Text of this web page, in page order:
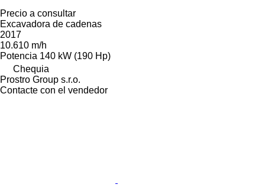
Precio a consultar
Excavadora de cadenas
2017
10.610 m/h
Potencia 140 kW (190 Hp)
Chequia
Prostro Group s.r.o.
Contacte con el vendedor